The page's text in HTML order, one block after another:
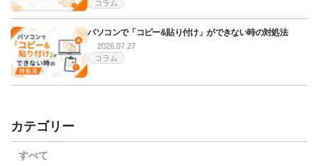
コラム
パソコンで「コピー&貼り付け」ができない時の対処法
2026.07.27
コラム
カテゴリー
すべて